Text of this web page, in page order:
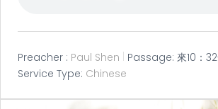
Preacher : Paul Shen Passage: 來10：
Service Type: Chinese